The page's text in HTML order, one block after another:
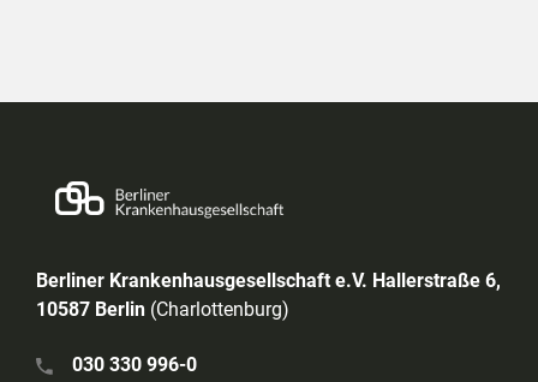
Berliner Krankenhausgesellschaft e.V. Hallerstraße 6,
10587 Berlin (Charlottenburg)
030 330 996-0